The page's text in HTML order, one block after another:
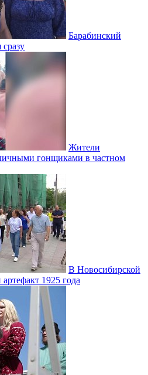
Барабинский
Жители
гонщиками в частном
В Новосибирской
1925 года